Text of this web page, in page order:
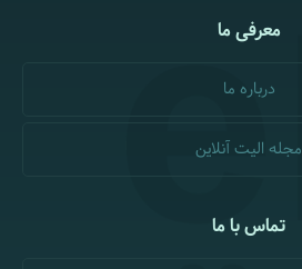
معرفی ما
درباره ما
مجله الیت آنلاین
تماس با ما